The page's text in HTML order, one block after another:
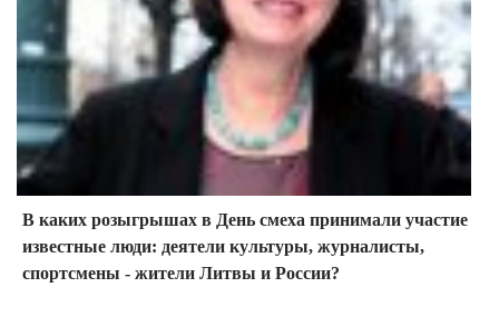
В каких розыгрышах в День смеха принимали участие
известные люди: деятели культуры, журналисты,
спортсмены - жители Литвы и России?